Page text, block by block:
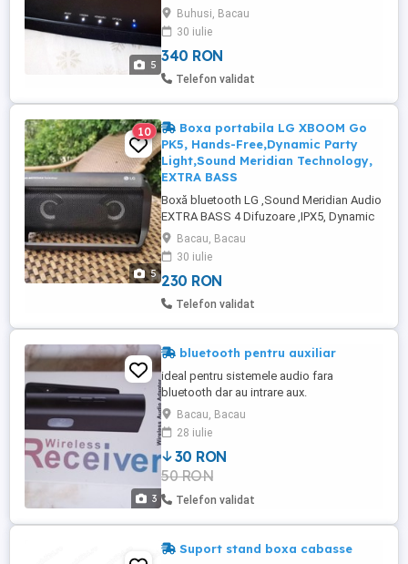
5
40 W) Bluetooth 2.1 1 x USB (doar pt.
upgrade firmware) 1 x Digital Optical
(TOSLINK) 1 x HDMI ARC Decodează
Dolby Digital și DTS
______________________ STARE 9.5 10
Buhusi, Bacau
30 iulie
340 RON
Telefon validat
5
10
Boxa portabila LG XBOOM Go
PK5, Hands-Free,Dynamic Party
Light,Sound Meridian Technology,
EXTRA BASS
Boxă bluetooth LG ,Sound Meridian Audio
EXTRA BASS 4 Difuzoare ,IPX5, Dynamic
Party Light, X-Grip, 5200 mAh. Produsul
arata si functioneaza foarte bine . PRET
FIX !!! VA RUGAM , NU SUNATI PENTRU
NEGOCIERI , SCHIMBURI ! RUGAM SI
OFERIM SERIOZITATE !
Bacau, Bacau
30 iulie
230 RON
Telefon validat
3
bluetooth pentru auxiliar
ideal pentru sistemele audio fara
bluetooth dar au intrare aux.
Bacau, Bacau
28 iulie
30 RON
50 RON
Telefon validat
Suport stand boxa cabasse